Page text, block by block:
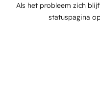
Als het probleem zich
statuspagina